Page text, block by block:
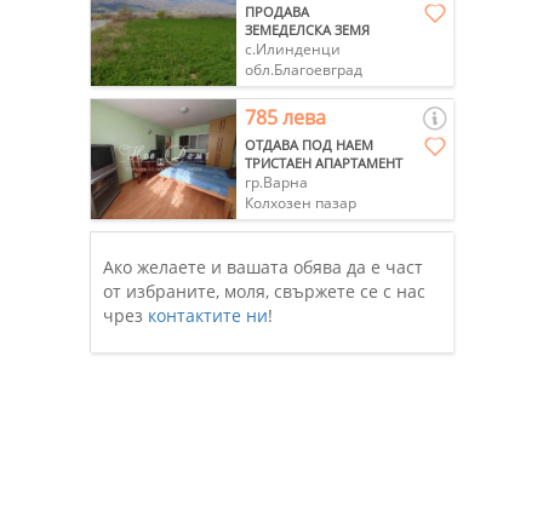
ПРОДАВА
ЗЕМЕДЕЛСКА ЗЕМЯ
с.Илинденци
обл.Благоевград
785 лева
ОТДАВА ПОД НАЕМ
ТРИСТАЕН АПАРТАМЕНТ
гр.Варна
Колхозен пазар
Ако желаете и вашата обява да е част
от избраните, моля, свържете се с нас
чрез контактите ни!